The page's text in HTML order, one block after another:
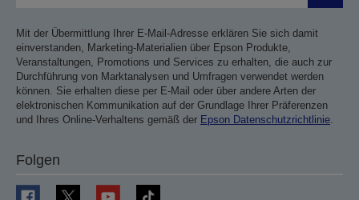
Mit der Übermittlung Ihrer E-Mail-Adresse erklären Sie sich damit
einverstanden, Marketing-Materialien über Epson Produkte,
Veranstaltungen, Promotions und Services zu erhalten, die auch zur
Durchführung von Marktanalysen und Umfragen verwendet werden
können. Sie erhalten diese per E-Mail oder über andere Arten der
elektronischen Kommunikation auf der Grundlage Ihrer Präferenzen
und Ihres Online-Verhaltens gemäß der Epson Datenschutzrichtlinie
Folgen